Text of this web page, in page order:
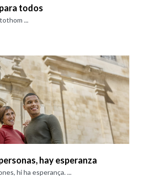
todos
...
hay esperanza
hi ha esperança. ...